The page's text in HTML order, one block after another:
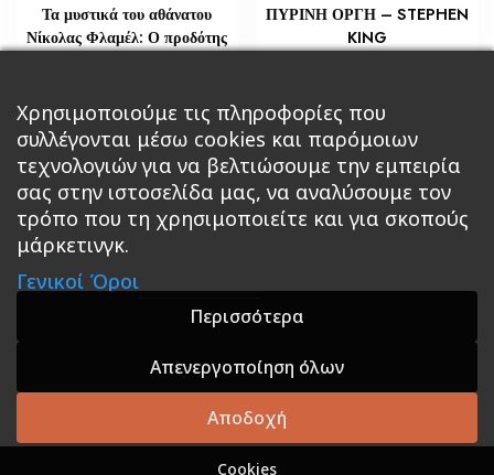
Τα μυστικά του αθάνατου
Νίκολας Φλαμέλ: Ο προδότης
Διαβάστε περισσότερα
ΠΥΡΙΝΗ ΟΡΓΗ – STEPHEN
KING
Προσθήκη στο καλάθι
Κεντρική Βιβλία
Roleplaying Games Ψυχαγωγία Εκδόσεις Βάρδος
Σε Προσφορά
A theme by GradientThemes - A theme by Gradient
Themes
Χρησιμοποιούμε τις πληροφορίες που
συλλέγονται μέσω cookies και παρόμοιων
τεχνολογιών για να βελτιώσουμε την εμπειρία
σας στην ιστοσελίδα μας, να αναλύσουμε τον
τρόπο που τη χρησιμοποιείτε και για σκοπούς
μάρκετινγκ.
Γενικοί Όροι
Περισσότερα
Απενεργοποίηση όλων
Αποδοχή
Cookies